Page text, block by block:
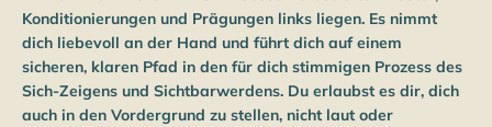
Konditionierungen und Prägungen links liegen. Es nimmt
dich liebevoll an der Hand und führt dich auf einem
sicheren, klaren Pfad in den für dich stimmigen Prozess des
Sich-Zeigens und Sichtbarwerdens. Du erlaubst es dir, dich
auch in den Vordergrund zu stellen, nicht laut oder